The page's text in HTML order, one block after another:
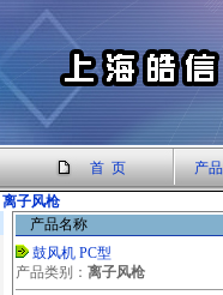
首 页
产
离子风枪
产品名称
鼓风机 PC型
产品类别： 离子风枪